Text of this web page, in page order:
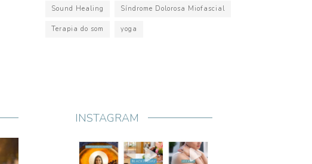
Sound Healing Síndrome Dolorosa Miofascial
Terapia do som yoga
INSTAGRAM